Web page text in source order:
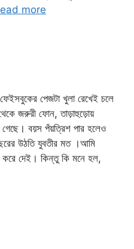
more
পেজটা খুলা রেখেই চলে
জরুরী ফোন, তাড়াহুড়োয়
বয়স পঁয়ত্রিশ পার হলেও
উঠতি যুবতীর মত ।আমি
করে দেই। কিন্তু কি মনে হল,